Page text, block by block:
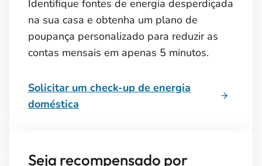
Identifique fontes de energia desperdiçada
na sua casa e obtenha um plano de
poupança personalizado para reduzir as
contas mensais em apenas 5 minutos.
Solicitar um check-up de energia
doméstica
Seja recompensado por